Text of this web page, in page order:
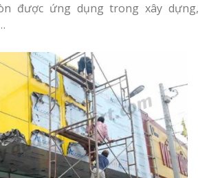
được ứng dụng trong xây dựng,
hiệu gỗ tại
tóc Thuận An
Thi công
cáo Vinh